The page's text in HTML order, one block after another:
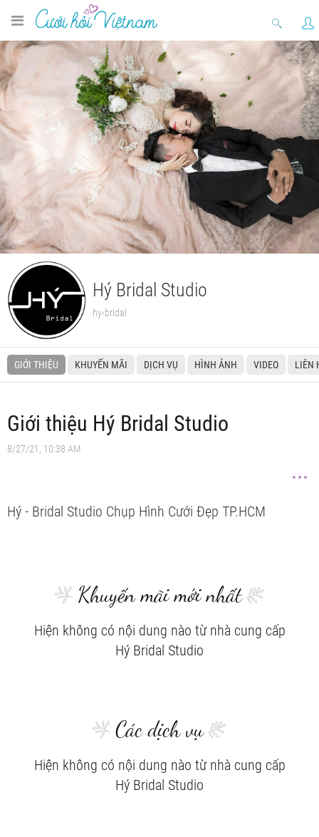
Hý Bridal Studio
hy-bridal
GIỚI THIỆU KHUYẾN MÃI DỊCH VỤ HÌNH ẢNH VIDEO LIÊN
Giới thiệu Hý Bridal Studio
8/27/21, 10:38 AM
Hý - Bridal Studio Chụp Hình Cưới Đẹp TP.HCM
Khuyến mãi mới nhất
Hiện không có nội dung nào từ nhà cung cấp
Hý Bridal Studio
Các dịch vụ
Hiện không có nội dung nào từ nhà cung cấp
Hý Bridal Studio